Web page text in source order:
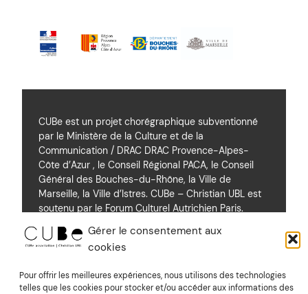
Gérer le consentement aux
cookies
Pour offrir les meilleures expériences, nous utilisons des technologies
telles que les cookies pour stocker et/ou accéder aux informations des
CUBe est un projet chorégraphique subventionné
par le Ministère de la Culture et de la
Communication / DRAC DRAC Provence-Alpes-
Côte d’Azur , le Conseil Régional PACA, le Conseil
Général des Bouches-du-Rhône, la Ville de
Marseille, la Ville d’Istres. CUBe – Christian UBL est
soutenu par le Forum Culturel Autrichien Paris.
Soutiens